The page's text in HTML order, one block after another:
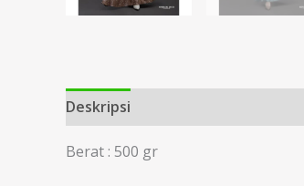
Deskripsi
Berat : 500 gr